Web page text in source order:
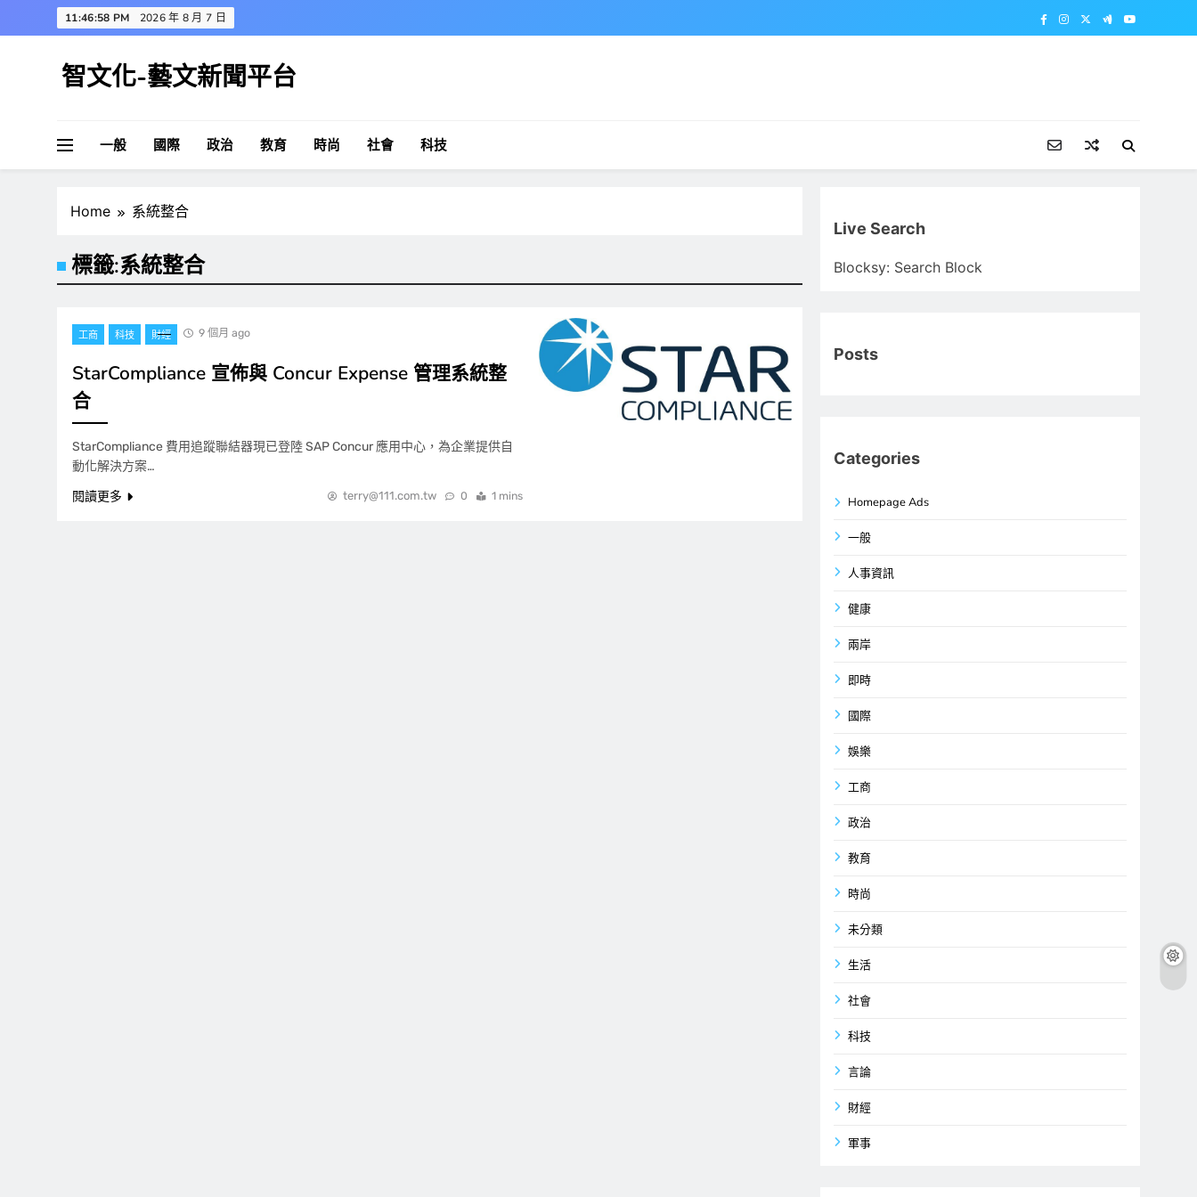
to
11:46:58 PM 2026 年 8 月 7 日
智文化-藝文新聞平台
一般 國際 政治 教育 時尚 社會 科技
Home 系統整合
標籤:系統整合
工商 科技 財經 9 個月 ago
StarCompliance 宣佈與 Concur Expense 管理系統整
合
StarCompliance 費用追蹤聯結器現已登陸 SAP Concur 應用中心，為企業提供自
動化解決方案…
閱讀更多
terry@111.com.tw 0 1 mins
Live Search
Blocksy: Search Block
Posts
Categories
Homepage Ads
一般
人事資訊
健康
兩岸
即時
國際
娛樂
工商
政治
教育
時尚
未分類
生活
社會
科技
言論
財經
軍事